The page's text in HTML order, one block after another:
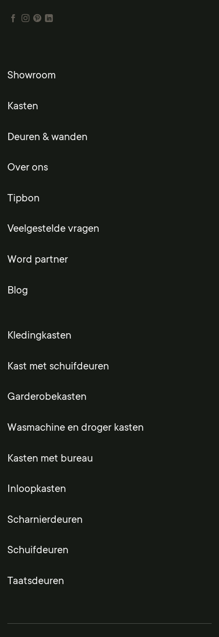
Showroom
Kasten
Deuren & wanden
Over ons
Tipbon
Veelgestelde vragen
Word partner
Blog
Kledingkasten
Kast met schuifdeuren
Garderobekasten
Wasmachine en droger kasten
Kasten met bureau
Inloopkasten
Scharnierdeuren
Schuifdeuren
Taatsdeuren